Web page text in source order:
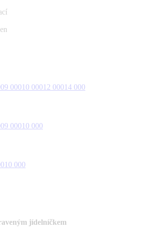
9 00010 00012 00014 000
9 00010 000
10 000
jídelníčkem